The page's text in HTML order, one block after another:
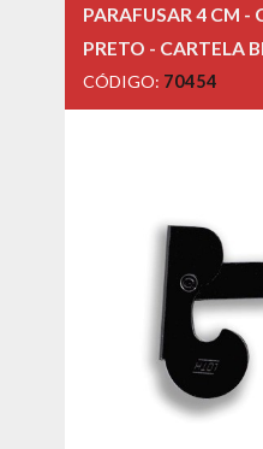
PARAFUSAR 4 CM
PRETO - CARTELA
CÓDIGO: 70454